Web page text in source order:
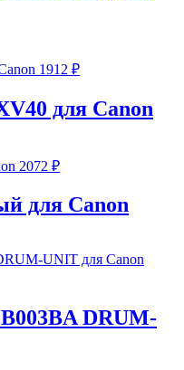
1912 ₽
для Canon
2072 ₽
для Canon
DRUM-